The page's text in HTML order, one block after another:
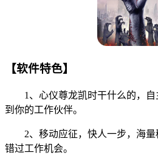
【软件特色】
1、心仪尊龙凯时干什么的，自
到你的工作伙伴。
2、移动应征，快人一步，海量
错过工作机会。